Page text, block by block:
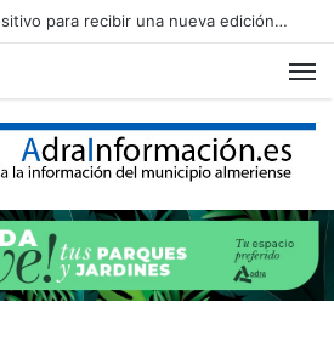
Adra ultima el dispositivo para recibir una nueva edición de The Juergas Rock Festival